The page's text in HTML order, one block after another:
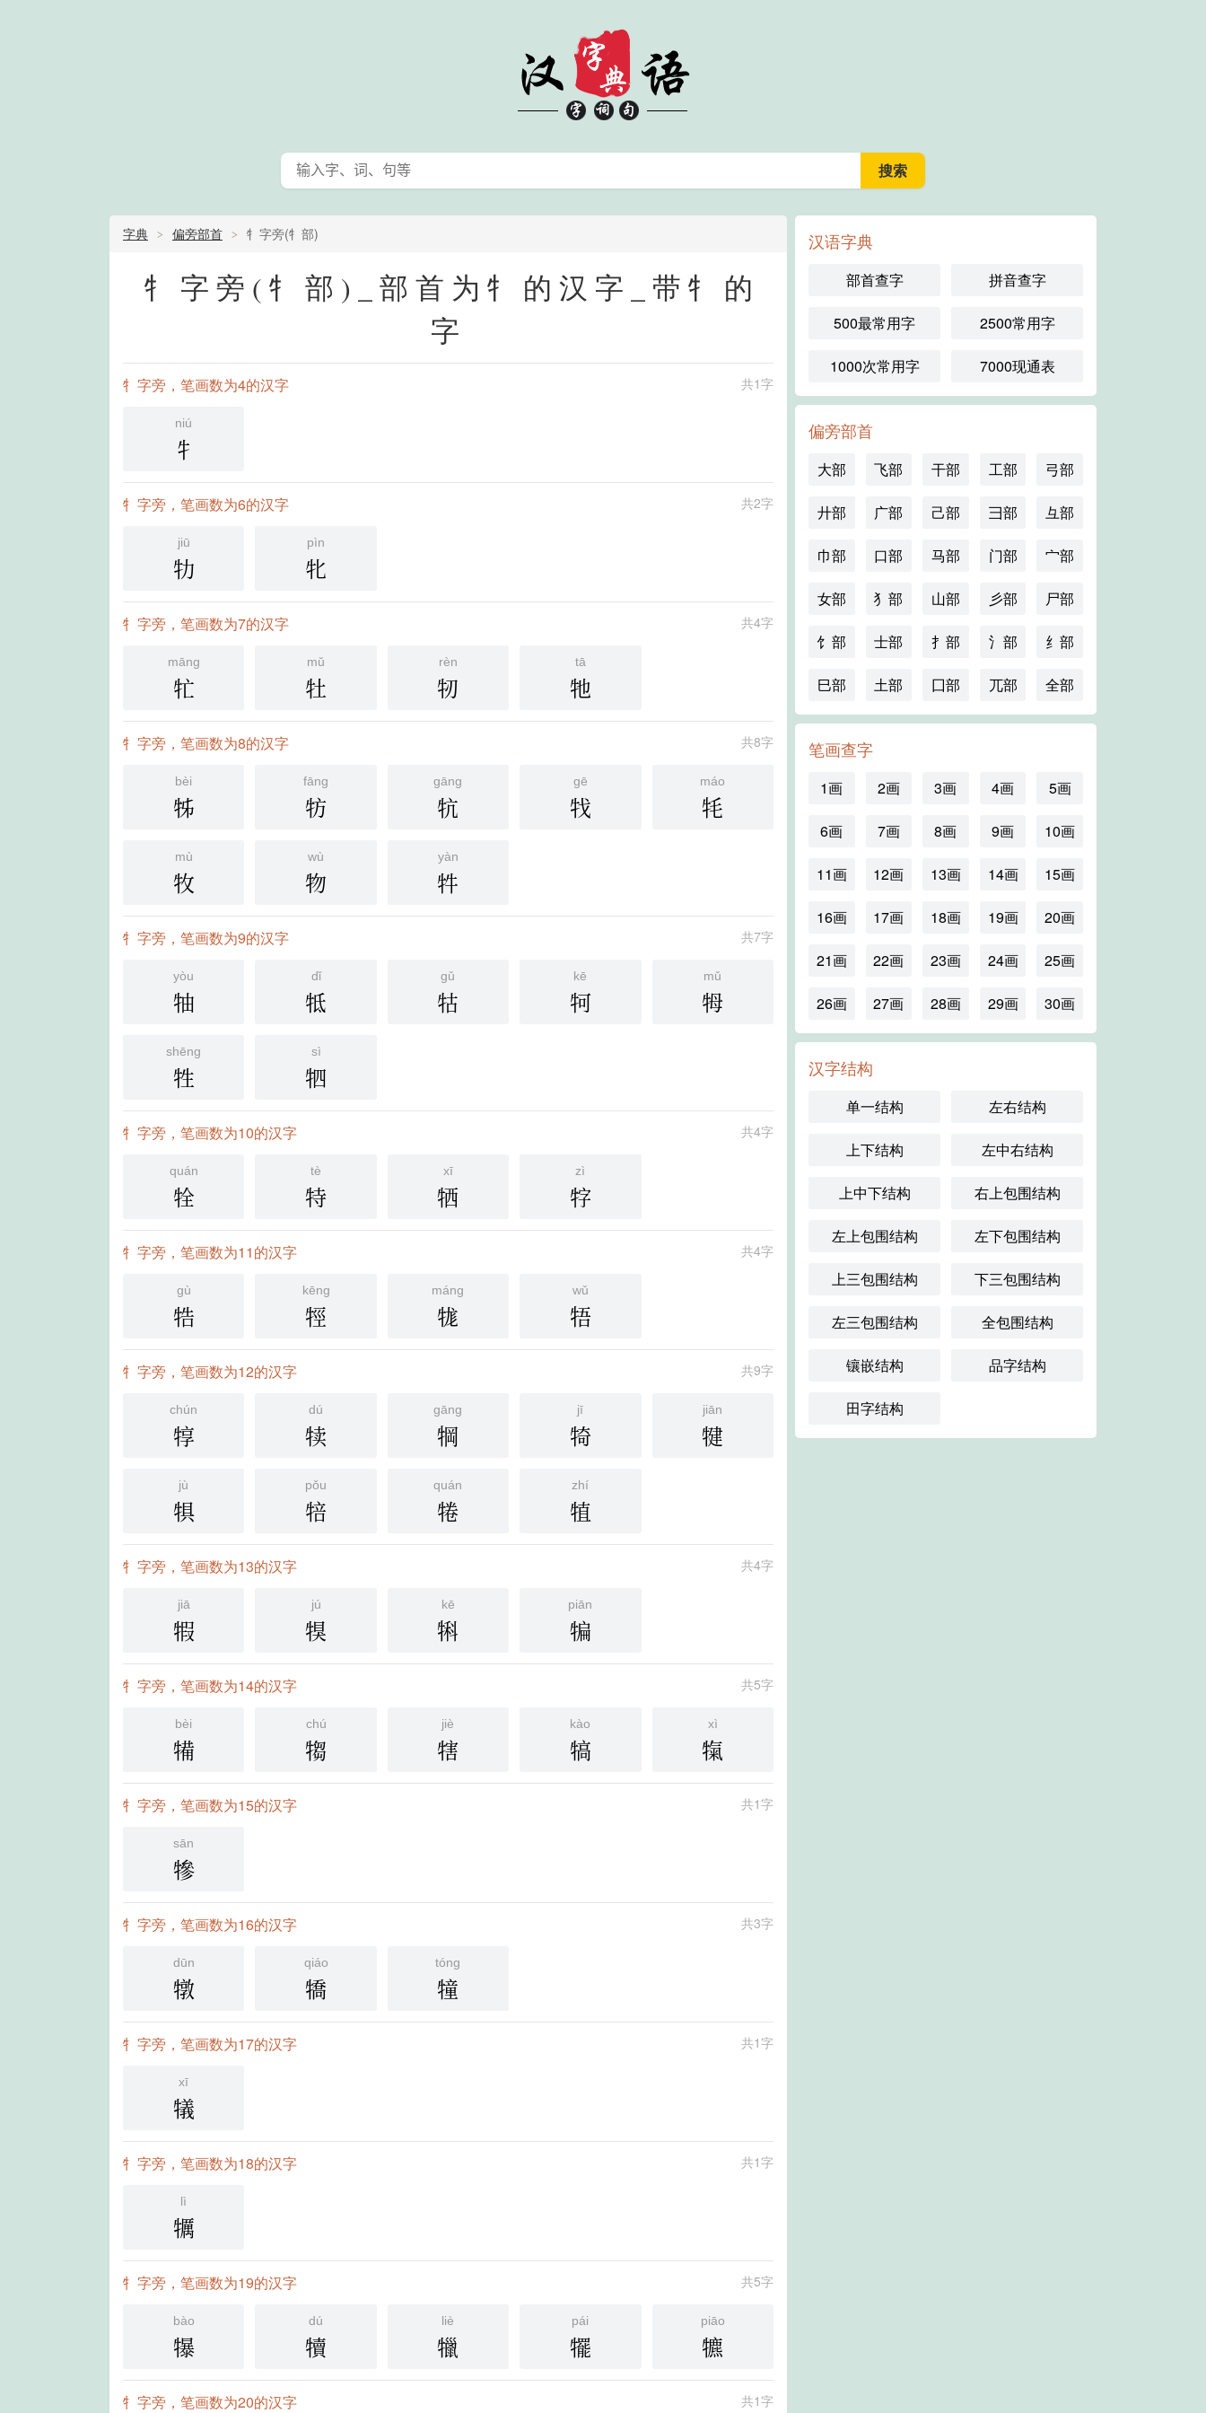
字典 偏旁部首 牜字旁(牜部)
牜字旁(牜部)_部首为牜的汉字_带牜的
字
共1字
牜字旁，笔画数为4的汉字
niú
牜
共2字
牜字旁，笔画数为6的汉字
jiū
牞
pìn
牝
共4字
牜字旁，笔画数为7的汉字
māng
牤
mǔ
牡
rèn
牣
tā
牠
共8字
牜字旁，笔画数为8的汉字
bèi
牬
fāng
牥
gāng
牨
gē
牫
máo
牦
mù
牧
wù
物
yàn
牪
共7字
牜字旁，笔画数为9的汉字
yòu
牰
dǐ
牴
gǔ
牯
kē
牱
mǔ
牳
shēng
牲
sì
牭
共4字
牜字旁，笔画数为10的汉字
quán
牷
tè
特
xī
牺
zì
牸
共4字
牜字旁，笔画数为11的汉字
gù
牿
kēng
牼
máng
牻
wǔ
牾
共9字
牜字旁，笔画数为12的汉字
chún
犉
dú
犊
gāng
犅
jī
犄
jiān
犍
jù
犋
pǒu
犃
quán
犈
zhí
犆
共4字
牜字旁，笔画数为13的汉字
jiā
犌
jú
犑
kē
犐
piān
犏
共5字
牜字旁，笔画数为14的汉字
bèi
犕
chú
犓
jiè
犗
kào
犒
xì
犔
共1字
牜字旁，笔画数为15的汉字
sān
犙
共3字
牜字旁，笔画数为16的汉字
dūn
犜
qiáo
犞
tóng
犝
共1字
牜字旁，笔画数为17的汉字
xī
犠
共1字
牜字旁，笔画数为18的汉字
lì
犡
共5字
牜字旁，笔画数为19的汉字
bào
犦
dú
犢
liè
犣
pái
犤
piāo
犥
共1字
牜字旁，笔画数为20的汉字
汉语字典
部首查字 拼音查字
500最常用字 2500常用字
1000次常用字 7000现通表
偏旁部首
大部 飞部 干部 工部 弓部
廾部 广部 己部 彐部 彑部
巾部 口部 马部 门部 宀部
女部 犭部 山部 彡部 尸部
饣部 士部 扌部 氵部 纟部
巳部 土部 囗部 兀部 全部
笔画查字
1画 2画 3画 4画 5画
6画 7画 8画 9画 10画
11画 12画 13画 14画 15画
16画 17画 18画 19画 20画
21画 22画 23画 24画 25画
26画 27画 28画 29画 30画
汉字结构
单一结构 左右结构
上下结构 左中右结构
上中下结构 右上包围结构
左上包围结构 左下包围结构
上三包围结构 下三包围结构
左三包围结构 全包围结构
镶嵌结构 品字结构
田字结构